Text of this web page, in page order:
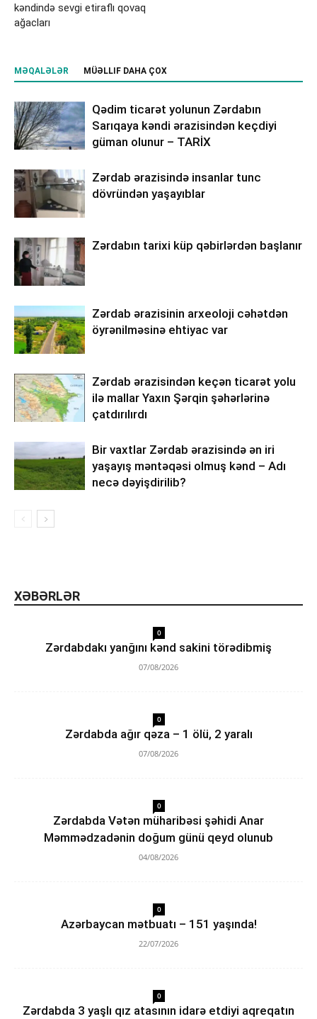
kəndində sevgi etiraflı qovaq
ağacları
MƏQALƏLƏR MÜƏLLIF DAHA ÇOX
Qədim ticarət yolunun Zərdabın
Sarıqaya kəndi ərazisindən keçdiyi
güman olunur – TARİX
Zərdab ərazisində insanlar tunc
dövründən yaşayıblar
Zərdabın tarixi küp qəbirlərdən başlanır
Zərdab ərazisinin arxeoloji cəhətdən
öyrənilməsinə ehtiyac var
Zərdab ərazisindən keçən ticarət yolu
ilə mallar Yaxın Şərqin şəhərlərinə
çatdırılırdı
Bir vaxtlar Zərdab ərazisində ən iri
yaşayış məntəqəsi olmuş kənd – Adı
necə dəyişdirilib?
XƏBƏRLƏR
0
Zərdabdakı yanğını kənd sakini törədibmiş
07/08/2026
0
Zərdabda ağır qəza – 1 ölü, 2 yaralı
07/08/2026
0
Zərdabda Vətən müharibəsi şəhidi Anar
Məmmədzadənin doğum günü qeyd olunub
04/08/2026
0
Azərbaycan mətbuatı – 151 yaşında!
22/07/2026
0
Zərdabda 3 yaşlı qız atasının idarə etdiyi aqreqatın